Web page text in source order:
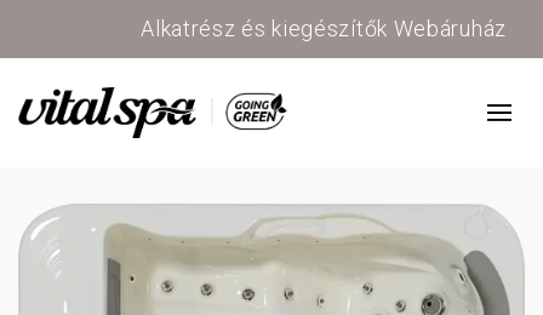
Alkatrész és kiegészítők Webáruház